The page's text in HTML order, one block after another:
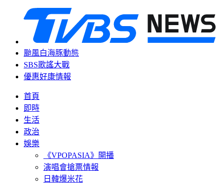
颱風白海豚動態
SBS歌謠大戰
優惠好康情報
首頁
即時
生活
政治
娛樂
《VPOPASIA》開播
演唱會搶票情報
日韓爆米花